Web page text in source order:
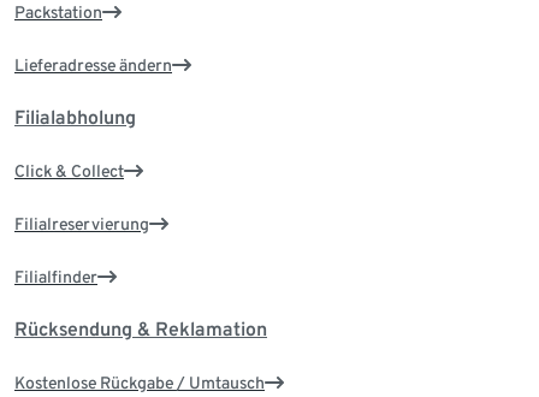
Packstation
Lieferadresse ändern
Filialabholung
Click & Collect
Filialreservierung
Filialfinder
Rücksendung & Reklamation
Kostenlose Rückgabe / Umtausch